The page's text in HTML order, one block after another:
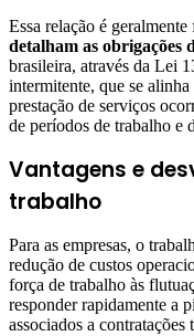
Essa relação é
detalham as obrigações
brasileira, através da Lei
intermitente, que se
prestação de serviços
de períodos de trabalho e
Vantagens e
trabalho
Para as empresas, o
redução de custos
força de trabalho às
responder rapidamente a
associados a contratações